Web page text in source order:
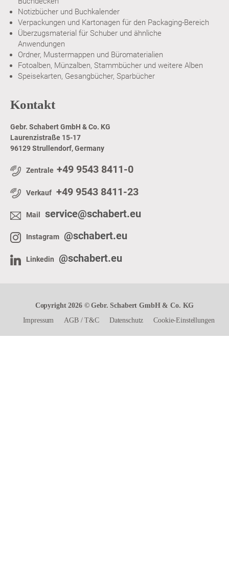
Notizbücher und Buchkalender
Verpackungen und Kartonagen für den Packaging-Bereich
Überzugsmaterial für Schuber und ähnliche
Anwendungen
Ordner, Mustermappen und Büromaterialien
Fotoalben, Münzalben, Stammbücher und weitere Alben
Speisekarten, Gesangbücher, Sparbücher
Kontakt
Gebr. Schabert GmbH & Co. KG
Laurenzistraße 15-17
96129 Strullendorf, Germany
Zentrale +49 9543 8411-0
Verkauf +49 9543 8411-23
Mail service@schabert.eu
Instagram @schabert.eu
Linkedin @schabert.eu
Copyright 2026 © Gebr. Schabert GmbH & Co. KG
Impressum
AGB/T&C Datenschutz Cookie-Einstellungen